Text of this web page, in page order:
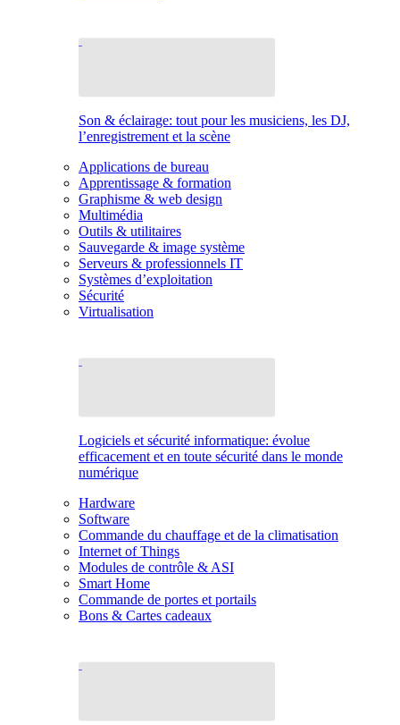
Son & éclairage: tout pour les musiciens, les DJ,
l’enregistrement et la scène
Applications de bureau
Apprentissage & formation
Graphisme & web design
Multimédia
Outils & utilitaires
Sauvegarde & image système
Serveurs & professionnels IT
Systèmes d’exploitation
Sécurité
Virtualisation
Logiciels et sécurité informatique: évolue
efficacement et en toute sécurité dans le monde
numérique
Hardware
Software
Commande du chauffage et de la climatisation
Internet of Things
Modules de contrôle & ASI
Smart Home
Commande de portes et portails
Bons & Cartes cadeaux